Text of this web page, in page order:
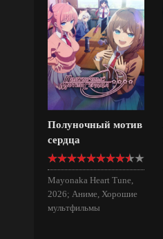
Полуночный мотив
сердца
Mayonaka Heart Tune,
2026; Аниме, Хорошие
мультфильмы